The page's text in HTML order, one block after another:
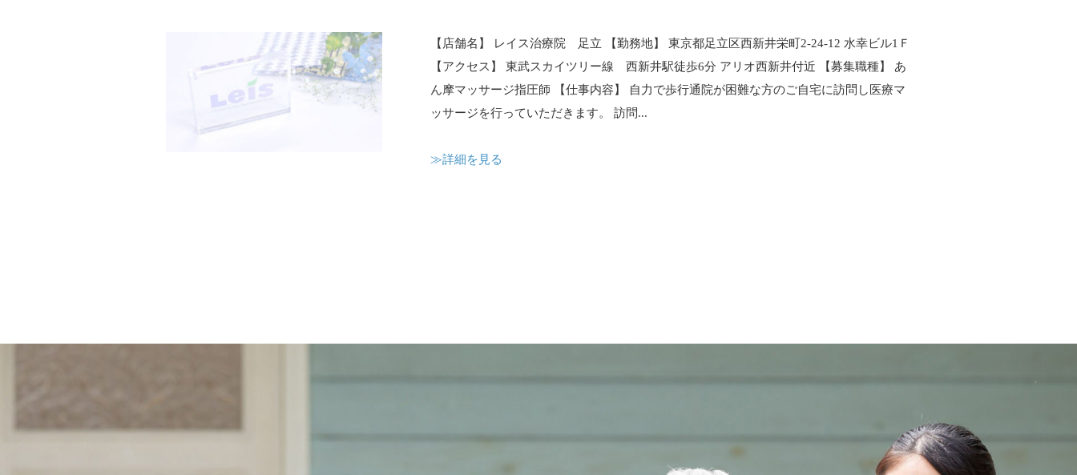
【店舗名】 レイス治療院 足立 【勤務地】 東京都足立区西新井栄町2-24-12 水幸ビル1Ｆ
【アクセス】 東武スカイツリー線 西新井駅徒歩6分 アリオ西新井付近 【募集職種】 あ
ん摩マッサージ指圧師 【仕事内容】 自力で歩行通院が困難な方のご自宅に訪問し医療マ
ッサージを行っていただきます。 訪問...
≫詳細を見る